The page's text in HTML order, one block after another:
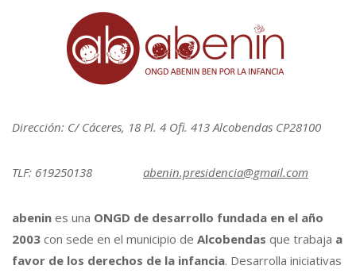
Dirección: C/ Cáceres, 18 Pl. 4 Ofi. 413 Alcobendas CP28100
TLF: 619250138 abenin.presidencia@gmail.com
abenin es una ONGD de desarrollo fundada en el año
2003 con sede en el municipio de Alcobendas que trabaja a
favor de los derechos de la infancia. Desarrolla iniciativas